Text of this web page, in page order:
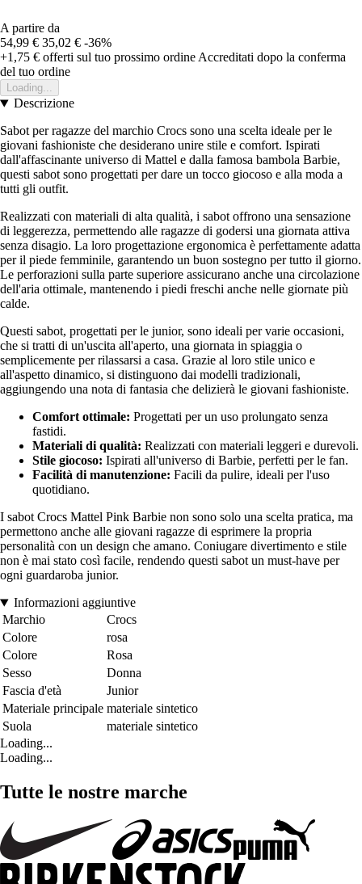
A partire da
54,99 € 35,02 € -36%
+1,75 € offerti sul tuo prossimo ordine Accreditati dopo la conferma
del tuo ordine
Loading...
Descrizione
Sabot per ragazze del marchio Crocs sono una scelta ideale per le
giovani fashioniste che desiderano unire stile e comfort. Ispirati
dall'affascinante universo di Mattel e dalla famosa bambola Barbie,
questi sabot sono progettati per dare un tocco giocoso e alla moda a
tutti gli outfit.
Realizzati con materiali di alta qualità, i sabot offrono una sensazione
di leggerezza, permettendo alle ragazze di godersi una giornata attiva
senza disagio. La loro progettazione ergonomica è perfettamente adatta
per il piede femminile, garantendo un buon sostegno per tutto il giorno.
Le perforazioni sulla parte superiore assicurano anche una circolazione
dell'aria ottimale, mantenendo i piedi freschi anche nelle giornate più
calde.
Questi sabot, progettati per le junior, sono ideali per varie occasioni,
che si tratti di un'uscita all'aperto, una giornata in spiaggia o
semplicemente per rilassarsi a casa. Grazie al loro stile unico e
all'aspetto dinamico, si distinguono dai modelli tradizionali,
aggiungendo una nota di fantasia che delizierà le giovani fashioniste.
Comfort ottimale: Progettati per un uso prolungato senza
fastidi.
Materiali di qualità: Realizzati con materiali leggeri e durevoli.
Stile giocoso: Ispirati all'universo di Barbie, perfetti per le fan.
Facilità di manutenzione: Facili da pulire, ideali per l'uso
quotidiano.
I sabot Crocs Mattel Pink Barbie non sono solo una scelta pratica, ma
permettono anche alle giovani ragazze di esprimere la propria
personalità con un design che amano. Coniugare divertimento e stile
non è mai stato così facile, rendendo questi sabot un must-have per
ogni guardaroba junior.
Informazioni aggiuntive
Marchio
Crocs
Colore
rosa
Colore
Rosa
Sesso
Donna
Fascia d'età
Junior
Materiale principale materiale sintetico
Suola
materiale sintetico
Loading...
Loading...
Tutte le nostre marche